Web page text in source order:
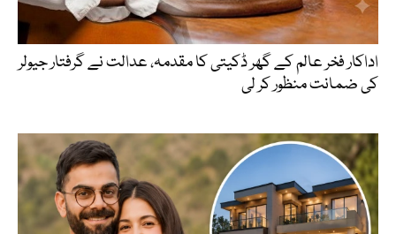
اداکار فخر عالم کے گھر ڈکیتی کا مقدمہ، عدالت نے گرفتار جیولر
کی ضمانت منظور کر لی